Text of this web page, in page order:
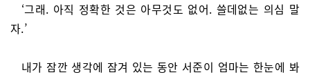
‘그래. 아직 정확한 것은 아무것도 없어. 쓸데없는 의심 말
자.’
내가 잠깐 생각에 잠겨 있는 동안 서준이 엄마는 한눈에 봐